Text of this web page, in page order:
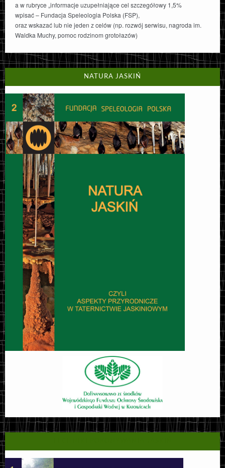
a w rubryce „informacje uzupełniające cel szczegółowy 1,5%
wpisać – Fundacja Speleologia Polska (FSP),
oraz wskazać lub nie jeden z celów (np. rozwój serwisu, nagroda im.
Waldka Muchy, pomoc rodzinom grotołazów)
NATURA JASKIŃ